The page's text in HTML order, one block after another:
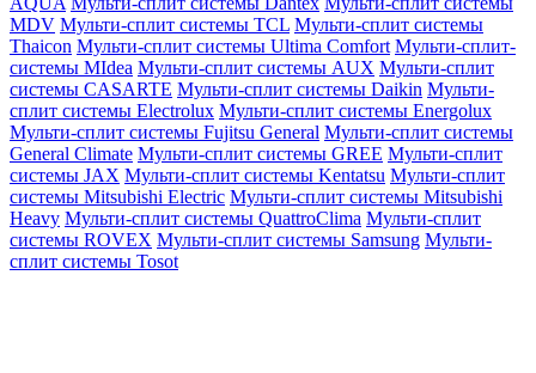
MDV Мульти-сплит системы TCL Мульти-сплит системы
Thaicon Мульти-сплит системы Ultima Comfort Мульти-сплит-
системы MIdea Мульти-сплит системы AUX Мульти-сплит
системы CASARTE Мульти-сплит системы Daikin Мульти-
сплит системы Electrolux Мульти-сплит системы Energolux
Мульти-сплит системы Fujitsu General Мульти-сплит системы
General Climate Мульти-сплит системы GREE Мульти-сплит
системы JAX Мульти-сплит системы Kentatsu Мульти-сплит
системы Mitsubishi Electric Мульти-сплит системы Mitsubishi
Heavy Мульти-сплит системы QuattroClima Мульти-сплит
системы ROVEX Мульти-сплит системы Samsung Мульти-
сплит системы Tosot